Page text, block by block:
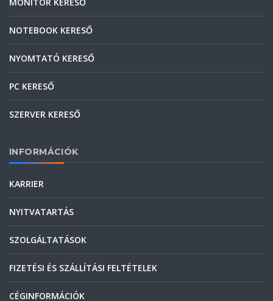
MONITOR KERESŐ
NOTEBOOK KERESŐ
NYOMTATÓ KERESŐ
PC KERESŐ
SZERVER KERESŐ
INFORMÁCIÓK
KARRIER
NYITVATARTÁS
SZOLGÁLTATÁSOK
FIZETÉSI ÉS SZÁLLÍTÁSI FELTÉTELEK
CÉGINFORMÁCIÓK